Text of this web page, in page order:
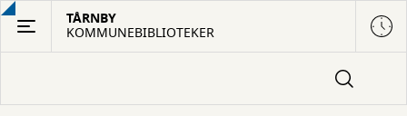
Gå
hovedindhold
TÅRNBY
KOMMUNEBIBLIOTEKER